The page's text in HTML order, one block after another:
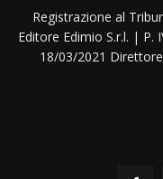
Registrazione al
Editore Edimio S.r.l. | P.
18/03/2021